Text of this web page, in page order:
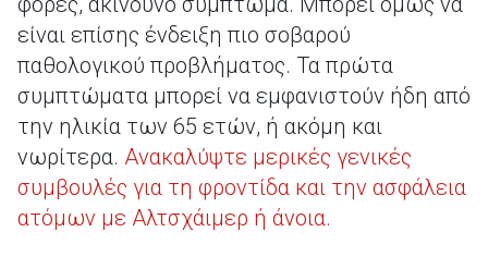
είναι επίσης ένδειξη πιο σοβαρού
παθολογικού προβλήματος. Τα πρώτα
συμπτώματα μπορεί να εμφανιστούν ήδη από
την ηλικία των 65 ετών, ή ακόμη και
νωρίτερα. Ανακαλύψτε μερικές γενικές
συμβουλές για τη φροντίδα και την ασφάλεια
ατόμων με Αλτσχάιμερ ή άνοια.